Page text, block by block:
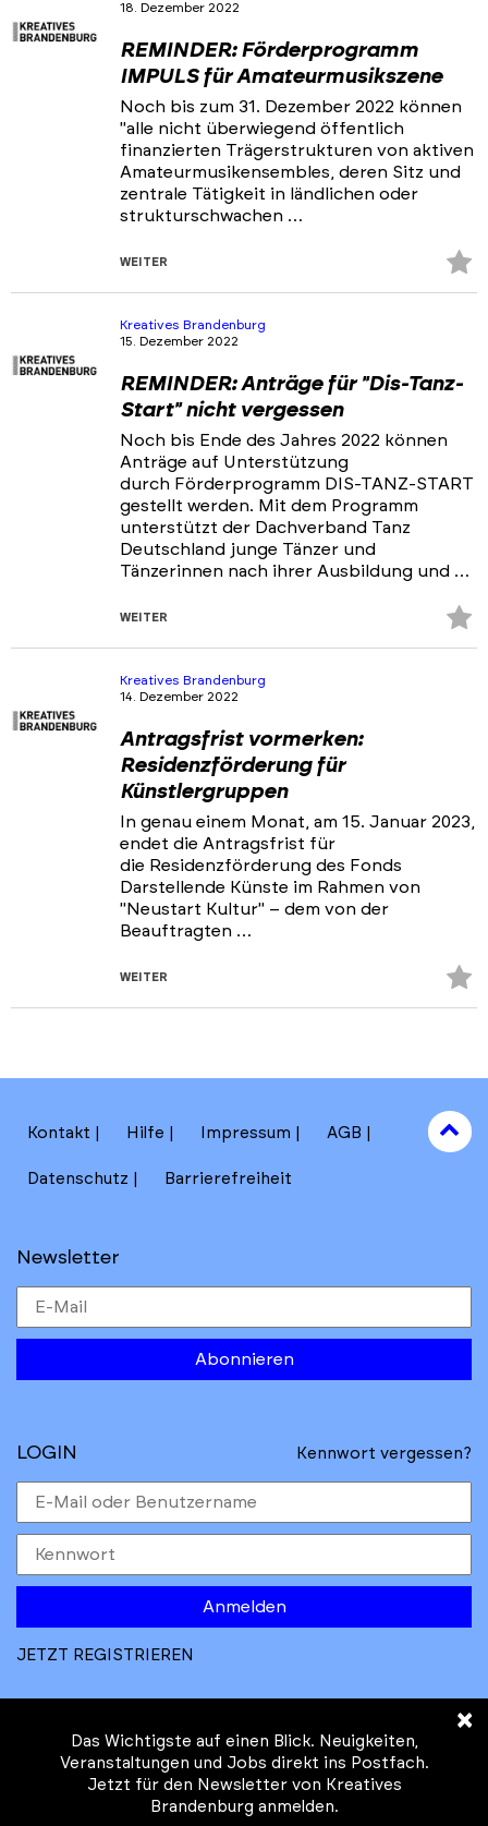
18. Dezember 2022
REMINDER: Förderprogramm
IMPULS für Amateurmusikszene
Noch bis zum 31. Dezember 2022 können
"alle nicht überwiegend öffentlich
finanzierten Trägerstrukturen von aktiven
Amateurmusikensembles, deren Sitz und
zentrale Tätigkeit in ländlichen oder
strukturschwachen …
WEITER
Kreatives Brandenburg
15. Dezember 2022
REMINDER: Anträge für "Dis-Tanz-
Start" nicht vergessen
Noch bis Ende des Jahres 2022 können
Anträge auf Unterstützung
durch Förderprogramm DIS-TANZ-START
gestellt werden. Mit dem Programm
unterstützt der Dachverband Tanz
Deutschland junge Tänzer und
Tänzerinnen nach ihrer Ausbildung und …
WEITER
Kreatives Brandenburg
14. Dezember 2022
Antragsfrist vormerken:
Residenzförderung für
Künstlergruppen
In genau einem Monat, am 15. Januar 2023,
endet die Antragsfrist für
die Residenzförderung des Fonds
Darstellende Künste im Rahmen von
"Neustart Kultur" – dem von der
Beauftragten …
WEITER
Kontakt Hilfe Impressum AGB
Datenschutz Barrierefreiheit
Newsletter
Abonnieren
to
top
LOGIN Kennwort vergessen?
Anmelden
JETZT REGISTRIEREN
© Kreatives Brandenburg im Auftrag des
×
Das Wichtigste auf einen Blick. Neuigkeiten,
Veranstaltungen und Jobs direkt ins Postfach.
Jetzt für den Newsletter von Kreatives
Brandenburg anmelden.